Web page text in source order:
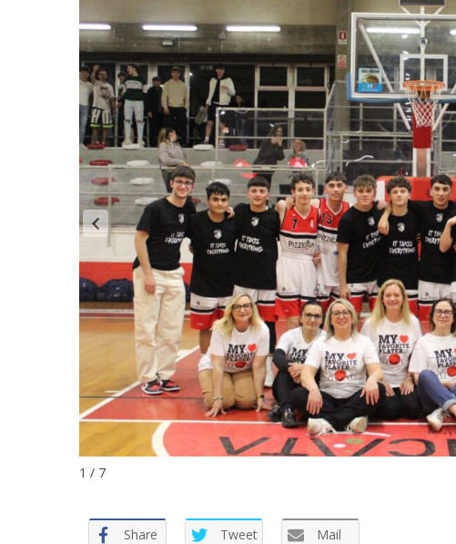
1 / 7
Share Tweet Mail